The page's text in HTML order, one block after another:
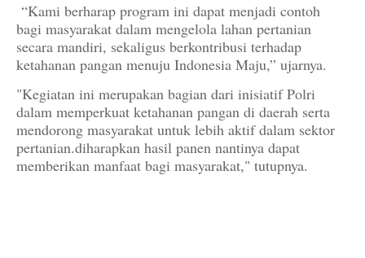
“Kami berharap program ini dapat menjadi contoh
bagi masyarakat dalam mengelola lahan pertanian
secara mandiri, sekaligus berkontribusi terhadap
ketahanan pangan menuju Indonesia Maju,” ujarnya.
"Kegiatan ini merupakan bagian dari inisiatif Polri
dalam memperkuat ketahanan pangan di daerah serta
mendorong masyarakat untuk lebih aktif dalam sektor
pertanian.diharapkan hasil panen nantinya dapat
memberikan manfaat bagi masyarakat," tutupnya.